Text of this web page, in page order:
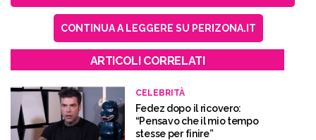
CONTINUA A LEGGERE SU PERIZONA.IT
ARTICOLI CORRELATI
CELEBRITÀ
Fedez dopo il ricovero:
“Pensavo che il mio tempo
stesse per finire”